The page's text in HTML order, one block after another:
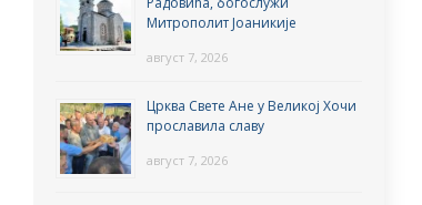
Митрополит Јоаникије
август 7, 2026
Црква Свете Ане у Великој Хочи
прославила славу
август 7, 2026